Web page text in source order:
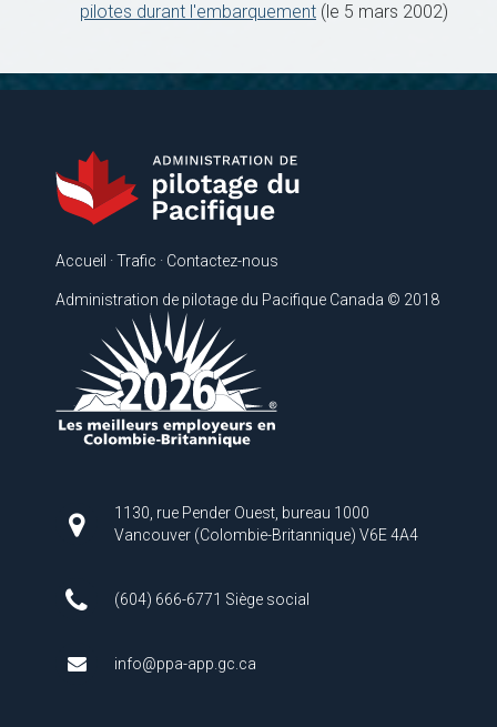
pilotes durant l'embarquement (le 5 mars 2002)
Image
Accueil ·Trafic · Contactez-nous
Administration de pilotage du Pacifique Canada © 2018
1130, rue Pender Ouest, bureau 1000
Vancouver (Colombie-Britannique) V6E 4A4
(604) 666-6771 Siège social
info@ppa-app.gc.ca